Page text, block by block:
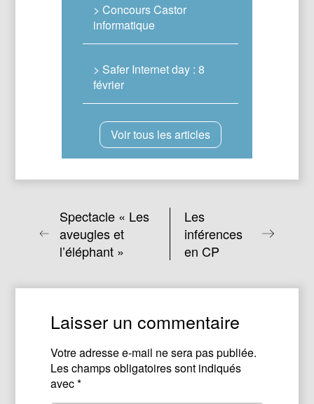
> Concours Castor
informatique
> Safer Internet day : 8
février
Voir tous les articles
Spectacle « Les
aveugles et
l’éléphant »
Les
inférences
en CP
Laisser un commentaire
Votre adresse e-mail ne sera pas publiée.
Les champs obligatoires sont indiqués
avec*